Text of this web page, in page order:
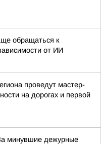
обращаться к
от ИИ
проведут мастер-
на дорогах и первой
минувшие дежурные